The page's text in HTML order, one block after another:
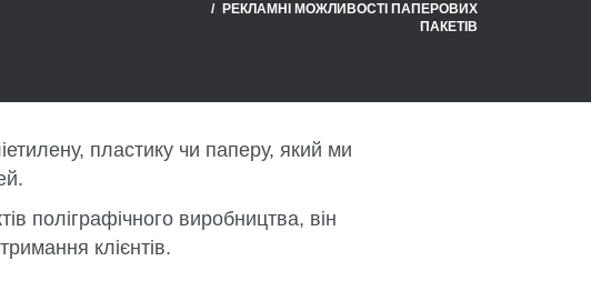
РЕКЛАМНІ МОЖЛИВОСТІ ПАПЕРОВИХ
ПАКЕТІВ
пластику чи паперу, який ми
поліграфічного виробництва, він
клієнтів.